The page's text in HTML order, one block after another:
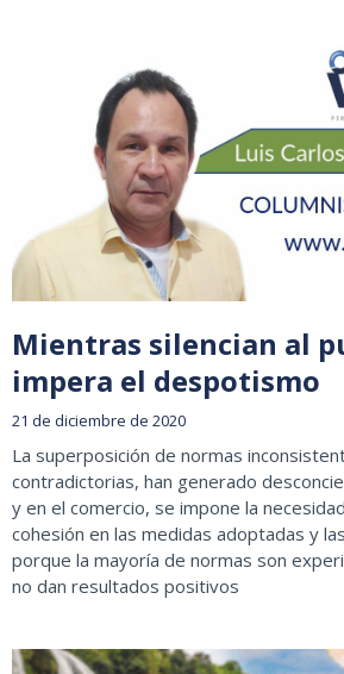
Mientras silencian al
impera el despotismo
21 de diciembre de 2020
La superposición de normas
contradictorias, han generado
y en el comercio, se impone la
cohesión en las medidas adoptadas y
porque la mayoría de normas son
no dan resultados positivos